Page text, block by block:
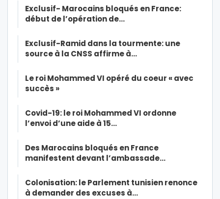
Exclusif- Marocains bloqués en France:
début de l’opération de…
Exclusif-Ramid dans la tourmente: une
source à la CNSS affirme à…
Le roi Mohammed VI opéré du coeur « avec
succès »
Covid-19: le roi Mohammed VI ordonne
l’envoi d’une aide à 15…
Des Marocains bloqués en France
manifestent devant l’ambassade…
Colonisation: le Parlement tunisien renonce
à demander des excuses à…